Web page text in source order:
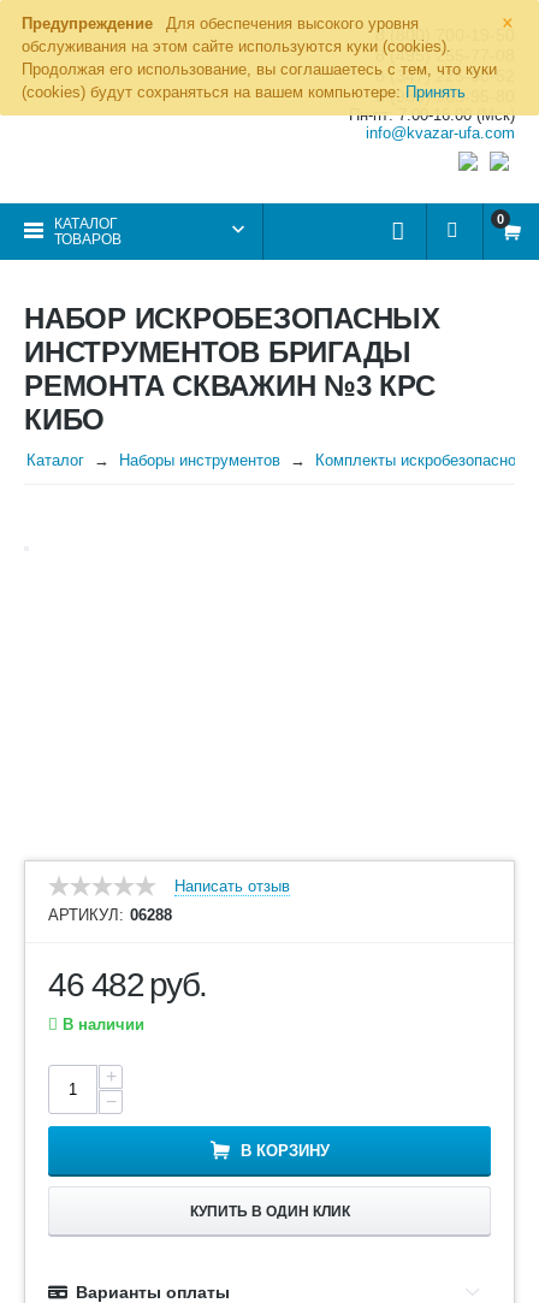
×
Предупреждение
Для обеспечения высокого уровня
обслуживания на этом сайте используются куки (cookies).
Продолжая его использование, вы соглашаетесь с тем, что куки
(cookies) будут сохраняться на вашем компьютере: Принять
8 (800) 700-19-50
8 (495) 255-77-08
8 (347) 225-00-52
8 (986) 963-95-80
Пн-пт: 7.00-16.00 (Мск)
info@kvazar-ufa.com
КАТАЛОГ
ТОВАРОВ
0
НАБОР ИСКРОБЕЗОПАСНЫХ
ИНСТРУМЕНТОВ БРИГАДЫ
РЕМОНТА СКВАЖИН №3 КРС
КИБО
Каталог Наборы инструментов Комплекты искробезопасного
Написать отзыв
АРТИКУЛ: 06288
46 482руб.
В наличии
+
−
В КОРЗИНУ
КУПИТЬ В ОДИН КЛИК
Варианты оплаты